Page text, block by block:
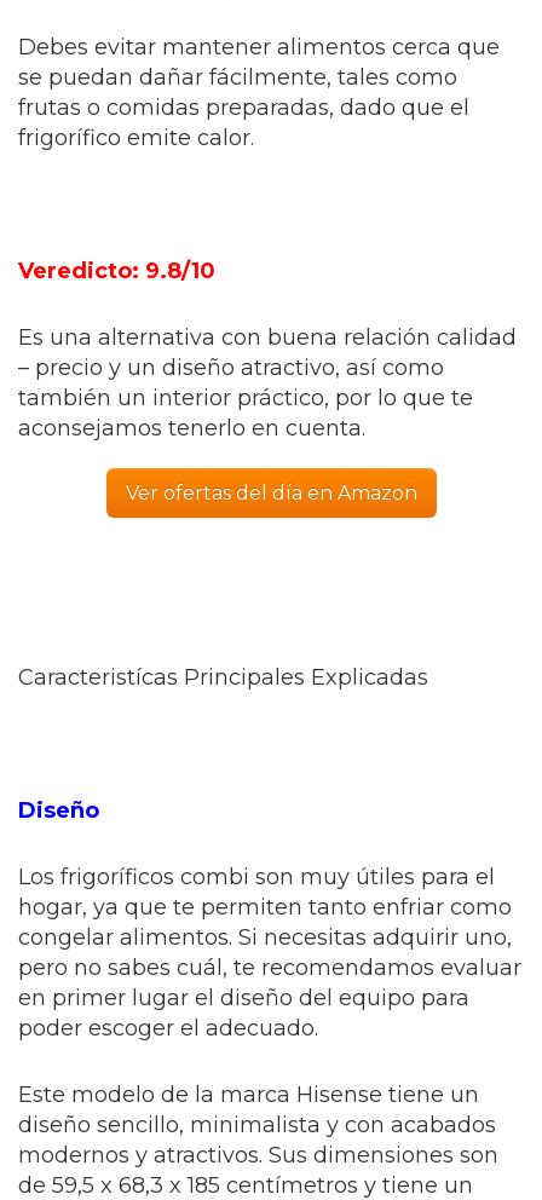
Debes evitar mantener alimentos cerca que
se puedan dañar fácilmente, tales como
frutas o comidas preparadas, dado que el
frigorífico emite calor.
Veredicto: 9.8/10
Es una alternativa con buena relación calidad
– precio y un diseño atractivo, así como
también un interior práctico, por lo que te
aconsejamos tenerlo en cuenta.
Ver ofertas del día en Amazon
Caracteristícas Principales Explicadas
Diseño
Los frigoríficos combi son muy útiles para el
hogar, ya que te permiten tanto enfriar como
congelar alimentos. Si necesitas adquirir uno,
pero no sabes cuál, te recomendamos evaluar
en primer lugar el diseño del equipo para
poder escoger el adecuado.
Este modelo de la marca Hisense tiene un
diseño sencillo, minimalista y con acabados
modernos y atractivos. Sus dimensiones son
de 59,5 x 68,3 x 185 centímetros y tiene un